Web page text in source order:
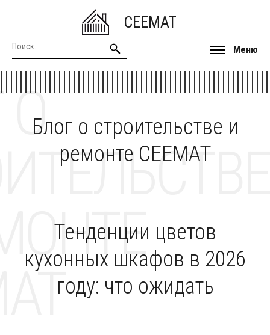
CEEMAT
Меню
Блог о строительстве и
ремонте CEEMAT
О
Тенденции цветов
кухонных шкафов в 2026
году: что ожидать